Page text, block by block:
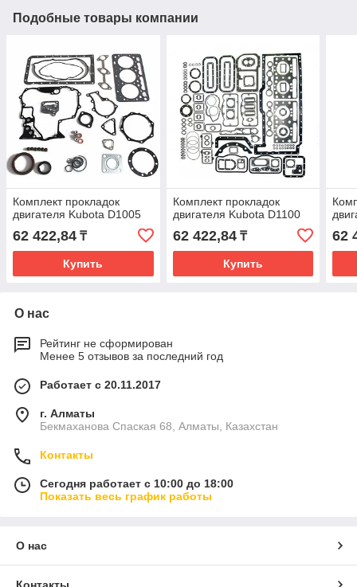
Подобные товары компании
Комплект прокладок
двигателя Kubota D1005
62 422,84 ₸
Купить
Комплект прокладок
двигателя Kubota D1100
62 422,84₸
Купить
62
О нас
Рейтинг не сформирован
Менее 5 отзывов за последний год
Работает с 20.11.2017
г. Алматы
Бекмаханова Спаская 68, Алматы, Казахстан
Контакты
Сегодня работает с 10:00 до 18:00
Показать весь график работы
О нас